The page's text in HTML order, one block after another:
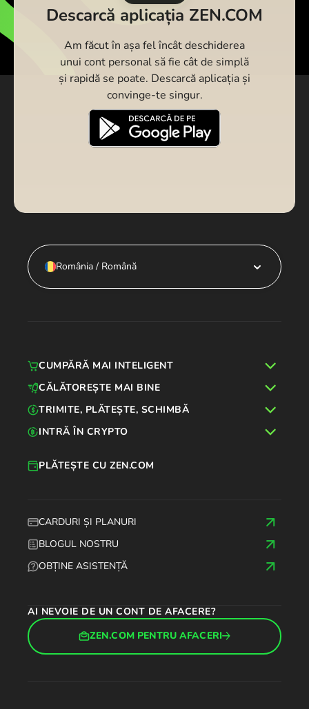
Descarcă aplicația ZEN.COM
Am făcut în așa fel încât deschiderea
unui cont personal să fie cât de simplă
și rapidă se poate. Descarcă aplicația și
convinge-te singur.
România / Română
CARDURI ȘI PLANURI
BLOGUL NOSTRU
OBȚINE ASISTENȚĂ
PLĂTEȘTE CU ZEN.COM
AI NEVOIE DE UN CONT DE AFACERE?
ZEN.COM PENTRU AFACERI
CUMPĂRĂ MAI INTELIGENT
CĂLĂTOREȘTE MAI BINE
TRIMITE, PLĂTEȘTE, SCHIMBĂ
INTRĂ ÎN CRYPTO